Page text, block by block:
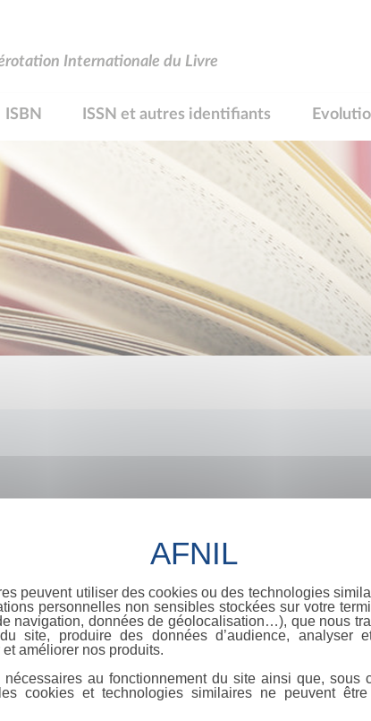
Internationale du Livre
ISBN ISSN et autres identifiants
peuvent utiliser des cookies ou des technologies
personnelles non sensibles stockées sur votre
navigation, données de géolocalisation…), que nous
site, produire des données d’audience, analyser
améliorer nos produits.
nécessaires au fonctionnement du site ainsi que, sous
cookies et technologies similaires ne peuvent